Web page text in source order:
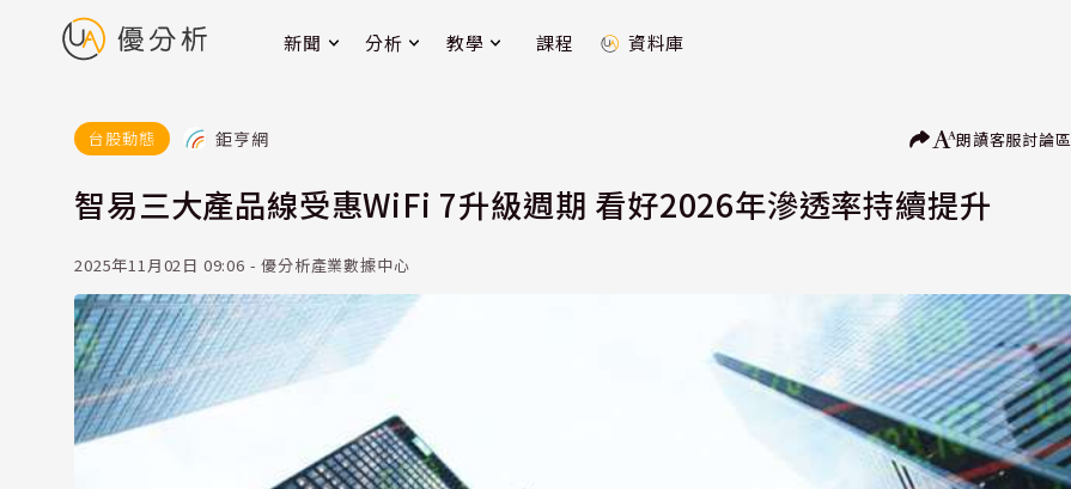
新聞 分析 教學 課程 資料庫
台股動態 鉅亨網 朗讀客服討論區
智易三大產品線受惠WiFi 7升級週期 看好2026年滲透率持續提升
2025年11月02日 09:06 - 優分析產業數據中心